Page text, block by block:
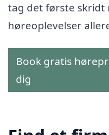
tag det første skridt
høreoplevelser
Book gratis
dig